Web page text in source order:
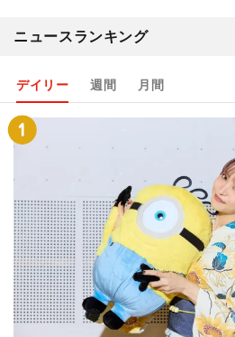
ニュースランキング
デイリー 週間 月間